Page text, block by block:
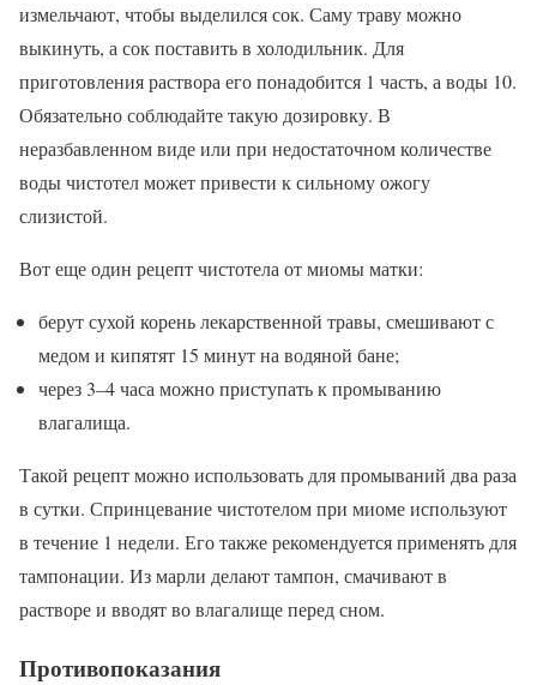
измельчают, чтобы выделился сок. Саму траву можно
выкинуть, а сок поставить в холодильник. Для
приготовления раствора его понадобится 1 часть, а воды 10.
Обязательно соблюдайте такую дозировку. В
неразбавленном виде или при недостаточном количестве
воды чистотел может привести к сильному ожогу
слизистой.
Вот еще один рецепт чистотела от миомы матки:
берут сухой корень лекарственной травы, смешивают с
медом и кипятят 15 минут на водяной бане;
через 3–4 часа можно приступать к промыванию
влагалища.
Такой рецепт можно использовать для промываний два раза
в сутки. Спринцевание чистотелом при миоме используют
в течение 1 недели. Его также рекомендуется применять для
тампонации. Из марли делают тампон, смачивают в
растворе и вводят во влагалище перед сном.
Противопоказания